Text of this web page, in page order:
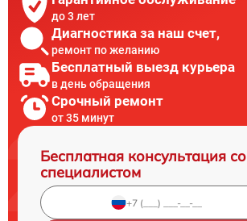
до 3 лет
Диагностика за наш счет,
ремонт по желанию
Бесплатный выезд курьера
в день обращения
Срочный ремонт
от 35 минут
Бесплатная консультация со
специалистом